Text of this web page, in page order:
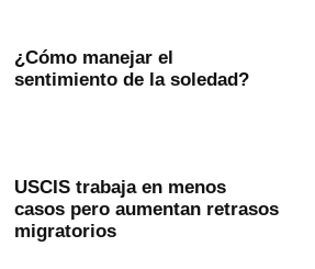
¿Cómo manejar el
sentimiento de la soledad?
USCIS trabaja en menos
casos pero aumentan retrasos
migratorios